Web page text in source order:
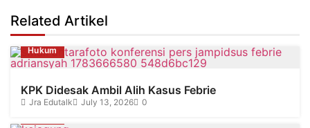
Related Artikel
Hukum
KPK Didesak Ambil Alih Kasus Febrie
Jra Edutalk July 13, 2026
0